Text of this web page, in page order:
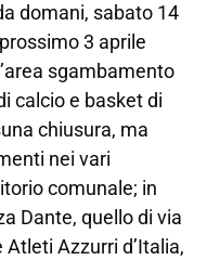
domani, sabato 14
3 aprile
sgambamento
calcio e basket di
chiusura, ma
nei vari
comunale; in
Dante, quello di via
Azzurri d’Italia,